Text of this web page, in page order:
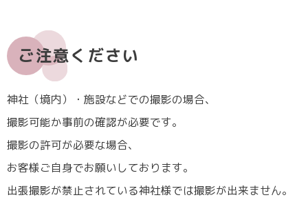
ご注意ください
神社（境内）・施設などでの撮影の場合、
撮影可能か事前の確認が必要です。
撮影の許可が必要な場合、
お客様ご自身でお願いしております。
出張撮影が禁止されている神社様では撮影が出来ません。